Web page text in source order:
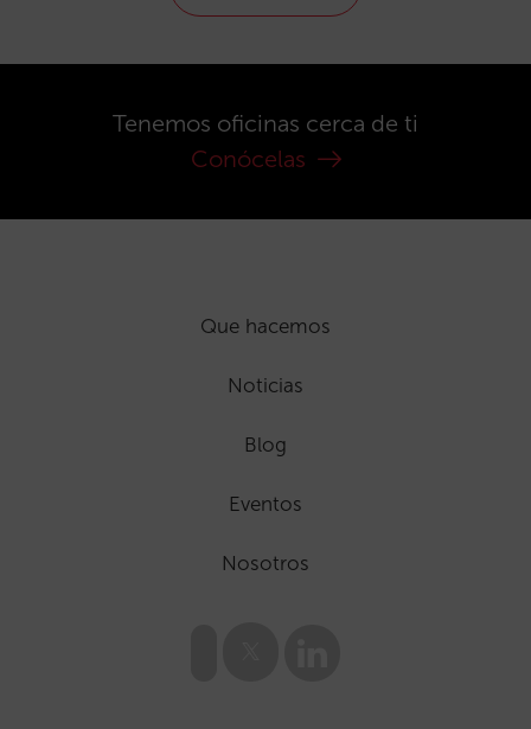
Tenemos oficinas cerca de ti
Conócelas
Que hacemos
Noticias
Blog
Eventos
Nosotros